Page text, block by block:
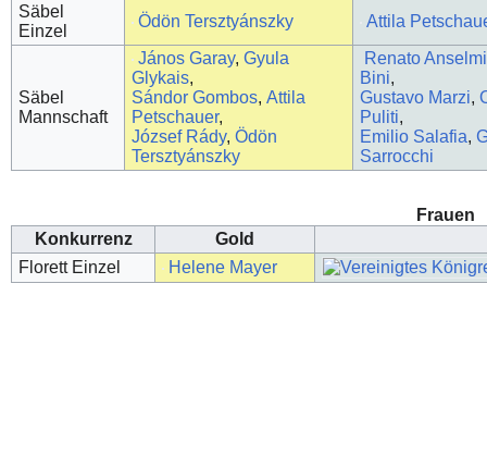
Säbel
Einzel
Ödön Tersztyánszky Attila
Säbel
Mannschaft
János Garay,Gyula
Glykais,
Sándor Gombos,Attila
Petschauer,
József Rády,Ödön
Tersztyánszky
Renato Anselmi
Bini,
Gustavo Marzi,
Puliti,
Emilio Salafia,
Sarrocchi
Frauen
Konkurrenz
Gold
Florett Einzel
Helene Mayer